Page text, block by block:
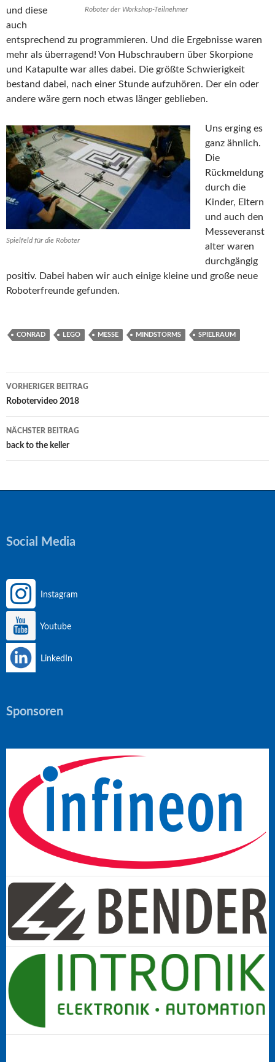
Roboter der Workshop-Teilnehmer
und diese
auch
entsprechend zu programmieren. Und die Ergebnisse waren
mehr als überragend! Von Hubschraubern über Skorpione
und Katapulte war alles dabei. Die größte Schwierigkeit
bestand dabei, nach einer Stunde aufzuhören. Der ein oder
andere wäre gern noch etwas länger geblieben.
Spielfeld für die Roboter
Uns erging es
ganz ähnlich.
Die
Rückmeldung
durch die
Kinder, Eltern
und auch den
Messeveranst
alter waren
durchgängig
positiv. Dabei haben wir auch einige kleine und große neue
Roboterfreunde gefunden.
CONRAD LEGO MESSE MINDSTORMS SPIELRAUM
Beitragsnavigation
VORHERIGER BEITRAG
Robotervideo 2018
NÄCHSTER BEITRAG
back to the keller
Social Media
Instagram
Youtube
LinkedIn
Sponsoren